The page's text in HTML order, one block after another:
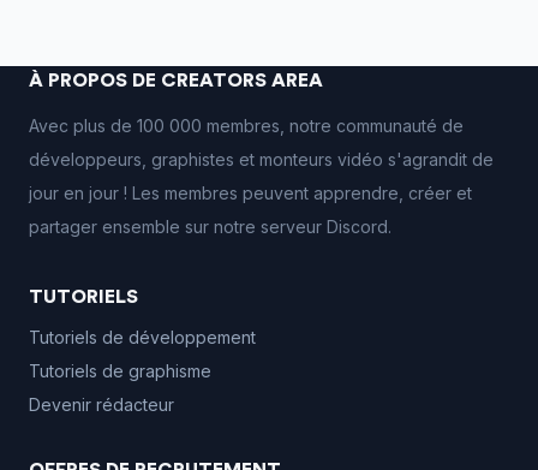
À PROPOS DE CREATORS AREA
Avec plus de 100 000 membres, notre communauté de
développeurs, graphistes et monteurs vidéo s'agrandit de
jour en jour ! Les membres peuvent apprendre, créer et
partager ensemble sur notre serveur Discord.
TUTORIELS
Tutoriels de développement
Tutoriels de graphisme
Devenir rédacteur